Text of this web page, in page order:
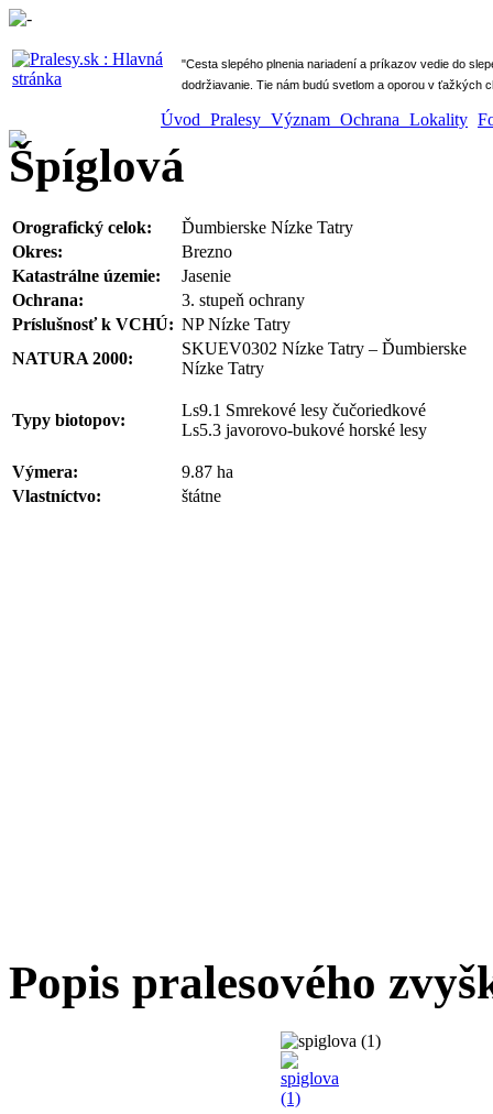
" Cesta slepého plnenia nariadení a príkazov vedie do
dodržiavanie. Tie nám budú svetlom a oporou v ťažkých
Úvod Pralesy Význam Ochrana Lokality
Špíglová
Orografický celok:
Ďumbierske Nízke Tatry
Okres:
Brezno
Katastrálne územie:
Jasenie
Ochrana:
3. stupeň ochrany
Príslušnosť k VCHÚ: NP Nízke Tatry
NATURA 2000:
SKUEV0302 Nízke Tatry – Ďumbierske
Nízke Tatry
Typy biotopov:
Ls9.1 Smrekové lesy čučoriedkové
Ls5.3 javorovo-bukové horské lesy
Výmera:
9.87 ha
Vlastníctvo:
štátne
Popis pralesového